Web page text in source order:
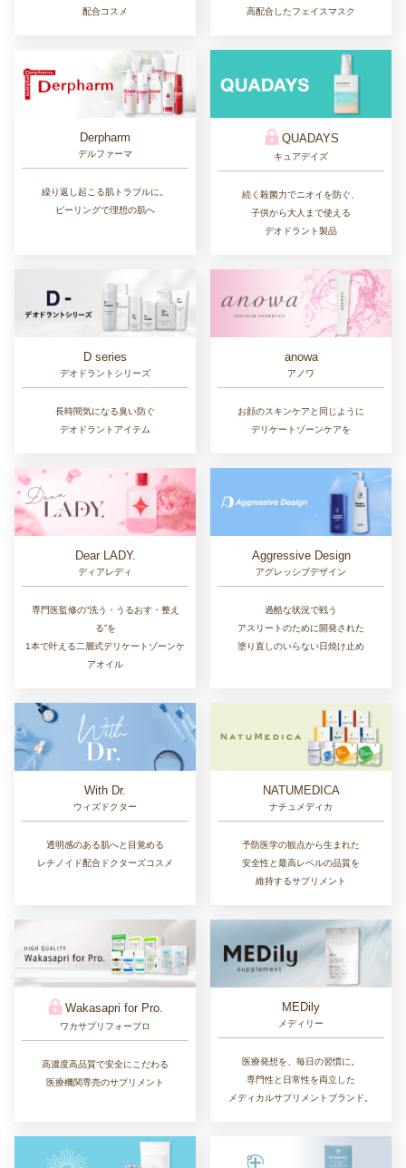
配合コスメ 高配合したフェイスマスク
Derpharm
デルファーマ
繰り返し起こる肌トラブルに。
ピーリングで理想の肌へ
QUADAYS
キュアデイズ
続く殺菌力でニオイを防ぐ、
子供から大人まで使える
デオドラント製品
D series
デオドラントシリーズ
長時間気になる臭い防ぐ
デオドラントアイテム
anowa
アノワ
お顔のスキンケアと同じように
デリケートゾーンケアを
Dear LADY.
ディアレディ
専門医監修の“洗う・うるおす・整え
る”を
1本で叶える二層式デリケートゾーンケ
アオイル
Aggressive Design
アグレッシブデザイン
過酷な状況で戦う
アスリートのために開発された
塗り直しのいらない日焼け止め
With Dr.
ウィズドクター
透明感のある肌へと目覚める
レチノイド配合ドクターズコスメ
NATUMEDICA
ナチュメディカ
予防医学の観点から生まれた
安全性と最高レベルの品質を
維持するサプリメント
Wakasapri for Pro.
ワカサプリフォープロ
高濃度高品質で安全にこだわる
医療機関専売のサプリメント
MEDily
メディリー
医療発想を、毎日の習慣に。
専門性と日常性を両立した
メディカルサプリメントブランド。